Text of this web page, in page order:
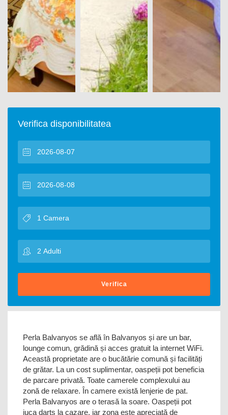
Verifica disponibilitatea
Verifica
Perla Balvanyos se află în Balvanyos și are un bar,
lounge comun, grădină și acces gratuit la internet WiFi.
Această proprietate are o bucătărie comună și facilități
de grătar. La un cost suplimentar, oaspeții pot beneficia
de parcare privată. Toate camerele complexului au
zonă de relaxare. În camere există lenjerie de pat.
Perla Balvanyos are o terasă la soare. Oaspeții pot
juca darts la cazare, iar zona este apreciată de